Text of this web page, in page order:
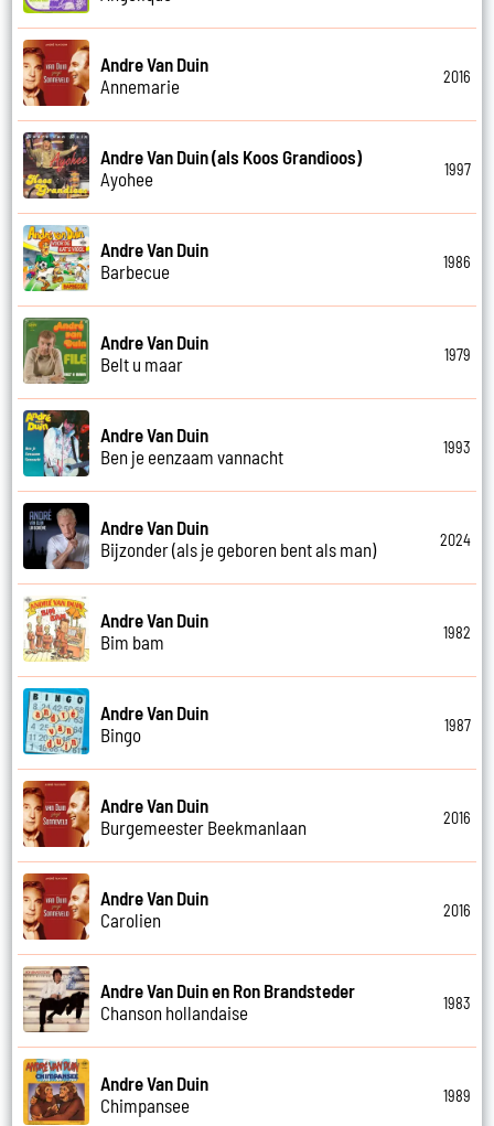
Andre Van Duin
Annemarie
2016
Andre Van Duin (als Koos Grandioos)
Ayohee
1997
Andre Van Duin
Barbecue
1986
Andre Van Duin
Belt u maar
1979
Andre Van Duin
Ben je eenzaam vannacht
1993
Andre Van Duin
Bijzonder (als je geboren bent als man)
2024
Andre Van Duin
Bim bam
1982
Andre Van Duin
Bingo
1987
Andre Van Duin
Burgemeester Beekmanlaan
2016
Andre Van Duin
Carolien
2016
Andre Van Duin en Ron Brandsteder
Chanson hollandaise
1983
Andre Van Duin
Chimpansee
1989